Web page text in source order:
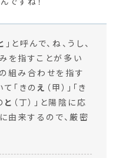
」と呼んで、ね、うし、
を指すことが多い
組み合わせを指す
「きの え （甲）」「き
と （丁）」と陽陰に応
由来するので、厳密